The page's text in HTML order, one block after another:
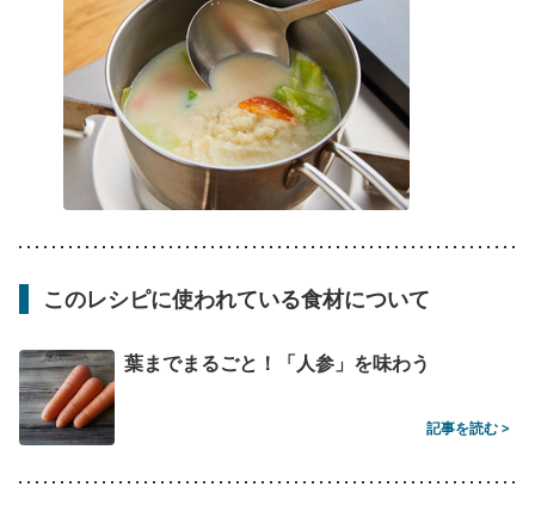
このレシピに使われている食材について
葉までまるごと！「人参」を味わう
記事を読む >